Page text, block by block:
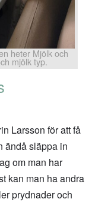
heter Mjölk och
mjölk typ.
Larsson för att få
ändå släppa in
om man har
kan man ha andra
prydnader och